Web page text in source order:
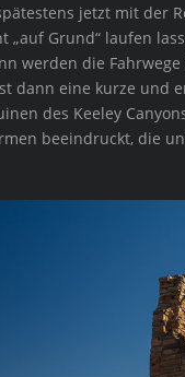
jetzt mit der
Grund“ laufen
werden die
dann eine kurze und
des Keeley
beeindruckt, die